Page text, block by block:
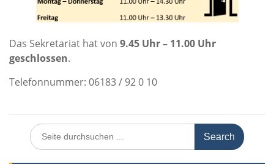
Das Sekretariat hat von 9.45 Uhr – 11.00 Uhr
geschlossen.
Telefonnummer: 06183 / 92 0 10
Search
for: